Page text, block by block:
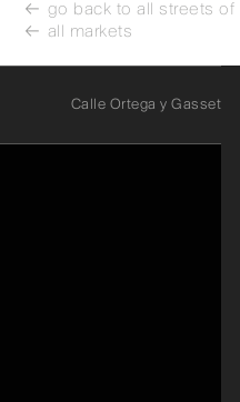
go back to all streets of
all markets
Calle Ortega y Gasset